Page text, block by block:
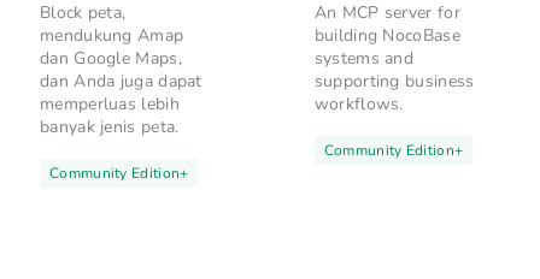
Block peta,
mendukung Amap
dan Google Maps,
dan Anda juga dapat
memperluas lebih
banyak jenis peta.
Community Edition+
An MCP server for
building NocoBase
systems and
supporting business
workflows.
Community Edition+